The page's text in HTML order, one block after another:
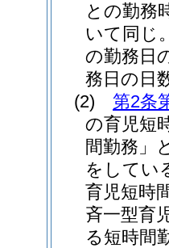
との勤務
いて同じ
の勤務日
務日の日
(2)
第2条
の育児短
間勤務」
をしてい
育児短時
斉一型育
る短時間